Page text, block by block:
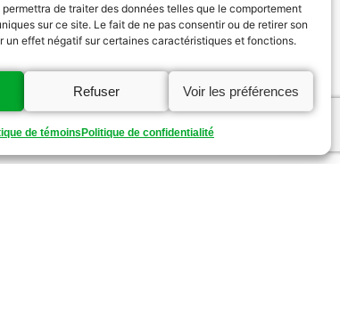
de traiter des données telles que le comportement
sur ce site. Le fait de ne pas consentir ou de retirer son
un effet négatif sur certaines caractéristiques et fonctions.
Refuser Voir les préférences
de témoins Politique de confidentialité